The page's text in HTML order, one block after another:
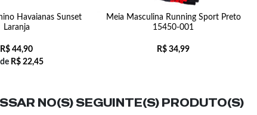
Havaianas Sunset
Laranja
R$ 44,90
R$ 22,45
Meia Masculina Running Sport Preto
15450-001
R$ 34,99
NO(S) SEGUINTE(S) PRODUTO(S)